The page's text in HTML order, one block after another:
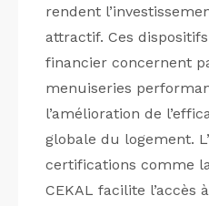
rendent
attractif. Ces
financier concernent
menuiseries
l’amélioration de
globale du logement.
certifications comme
CEKAL facilite l’accès